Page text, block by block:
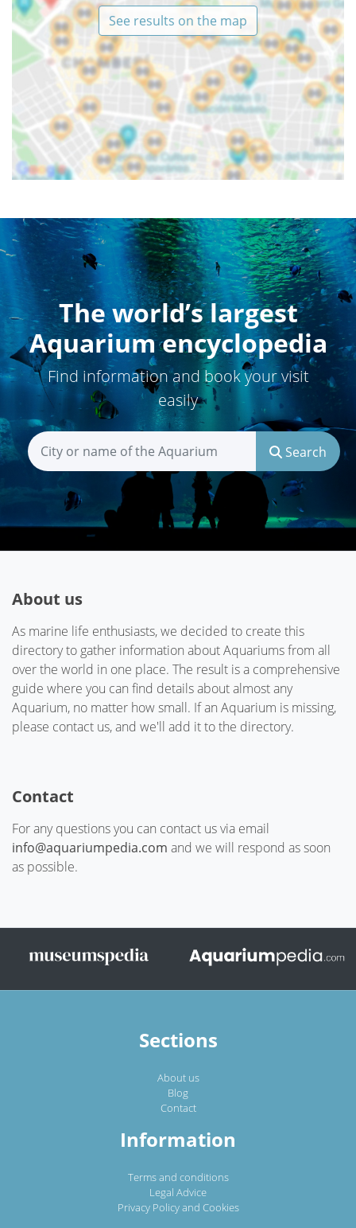
See results on the map
The world’s largest
Aquarium encyclopedia
Find information and book your visit
easily
Search
About us
As marine life enthusiasts, we decided to create this
directory to gather information about Aquariums from all
over the world in one place. The result is a comprehensive
guide where you can find details about almost any
Aquarium, no matter how small. If an Aquarium is missing,
please contact us, and we'll add it to the directory.
Contact
For any questions you can contact us via email
info@aquariumpedia.com and we will respond as soon
as possible.
Sections
About us
Blog
Contact
Information
Terms and conditions
Legal Advice
Privacy Policy and Cookies